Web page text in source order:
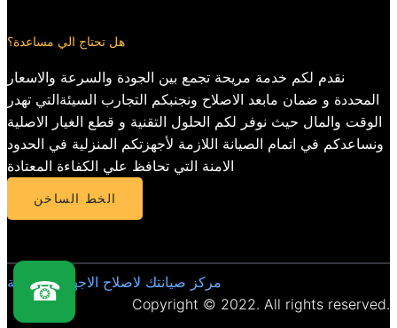
هل تحتاج الي مساعدة؟
نقدم لكم خدمة مريحة تجمع بين الجودة والسرعة والاسعار
المحددة و ضمان مابعد الاصلاح ونجنبكم التجارب السيئةالتي تهدر
الوقت والمال حيث نوفر لكم الحلول التقنية و قطع الغيار الاصلية
ونساعدكم في اتمام الصيانة اللازمة لأجهزتكم المنزلية في الحدود
الامنة التي تحافظ علي الكفاءة المعتادة
الخط الساخن
مركز صيانتك لاصلاح الاجهزة المنزلية
Copyright © 2022. All rights reserved.
☎